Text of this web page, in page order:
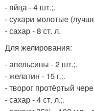
- яйца - 4 шт.;.
- сухари молотые
- сахар - 8 ст. л.
Для желирования:
- апельсины - 2 шт.;.
- желатин - 15 г.;.
- творог протёртый
- сахар - 4 ст. л.;.